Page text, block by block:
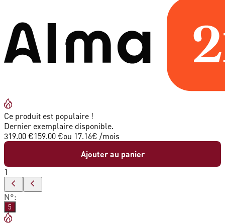
Ce produit est populaire !
Dernier exemplaire disponible.
319.00 €159.00 €ou 17.16€ /mois
Ajouter au panier
1
N°:
5